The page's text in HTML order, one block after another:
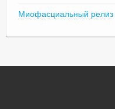
Миофасциальный релиз